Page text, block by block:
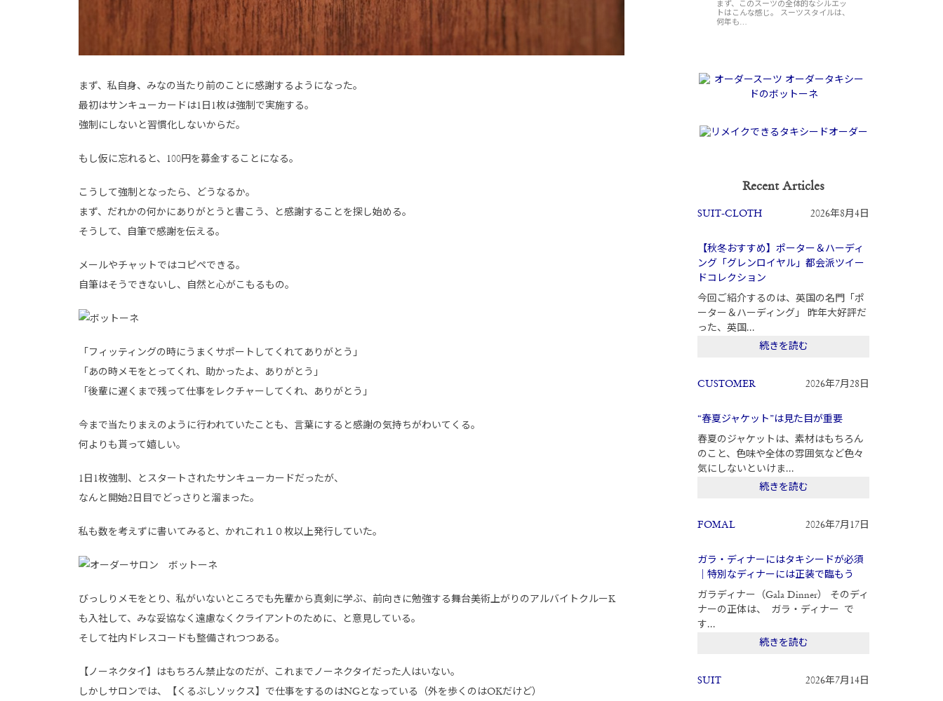
まず、私自身、みなの当たり前のことに感謝するようになった。
最初はサンキューカードは1日1枚は強制で実施する。
強制にしないと習慣化しないからだ。
もし仮に忘れると、100円を募金することになる。
こうして強制となったら、どうなるか。
まず、だれかの何かにありがとうと書こう、と感謝することを探し始める。
そうして、自筆で感謝を伝える。
メールやチャットではコピペできる。
自筆はそうできないし、自然と心がこもるもの。
「フィッティングの時にうまくサポートしてくれてありがとう」
「あの時メモをとってくれ、助かったよ、ありがとう」
「後輩に遅くまで残って仕事をレクチャーしてくれ、ありがとう」
今まで当たりまえのように行われていたことも、言葉にすると感謝の気持ちがわいてくる。
何よりも貰って嬉しい。
1日1枚強制、とスタートされたサンキューカードだったが、
なんと開始2日目でどっさりと溜まった。
私も数を考えずに書いてみると、かれこれ１０枚以上発行していた。
びっしりメモをとり、私がいないところでも先輩から真剣 に学ぶ、前向きに勉強する舞台美術上がりのアルバイトクルーK
も入社して、みな妥協なく遠慮なくクライアントのために、と意見している。
そして社内ドレスコードも整備されつつある。
【ノーネクタイ】はもちろん禁止なのだが、これまでノーネクタイだった人はいない。
しかしサロンでは、【くるぶしソックス】で仕事をするのはNGとなっている（外を歩くのはOKだけど）
まず、このスーツの全体的なシルエッ
トはこんな感じ。 スーツスタイルは、
何年も…
Recent Articles
SUIT-CLOTH 2026年8月4日
【秋冬おすすめ】ポーター＆ハーディ
ング「グレンロイヤル」都会派ツイー
ドコレクション
今回ご紹介するのは、英国の名門「ポ
ーター＆ハーディング」 昨年大好評だ
った、英国...
続きを読む
CUSTOMER 2026年7月28日
“春夏ジャケット”は見た目が重要
春夏のジャケットは、素材はもちろん
のこと、色味や全体の雰囲気など色々
気にしないといけま...
続きを読む
FOMAL 2026年7月17日
ガラ・ディナーにはタキシードが必須
｜特別なディナーには正装で臨もう
ガラディナー（Gala Dinner） そのディ
ナーの正体は、 ガラ・ディナー で
す...
続きを読む
SUIT 2026年7月14日